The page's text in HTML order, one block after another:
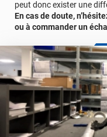
peut donc exister une
En cas de doute,
ou à commander un